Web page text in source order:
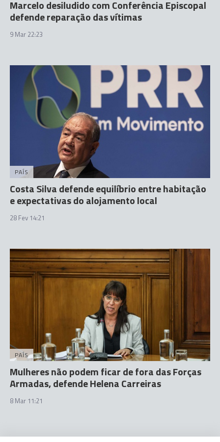
Marcelo desiludido com Conferência Episcopal
defende reparação das vítimas
9 Mar 22:23
PAÍS
Costa Silva defende equilíbrio entre habitação
e expectativas do alojamento local
28 Fev 14:21
PAÍS
Mulheres não podem ficar de fora das Forças
Armadas, defende Helena Carreiras
8 Mar 11:21